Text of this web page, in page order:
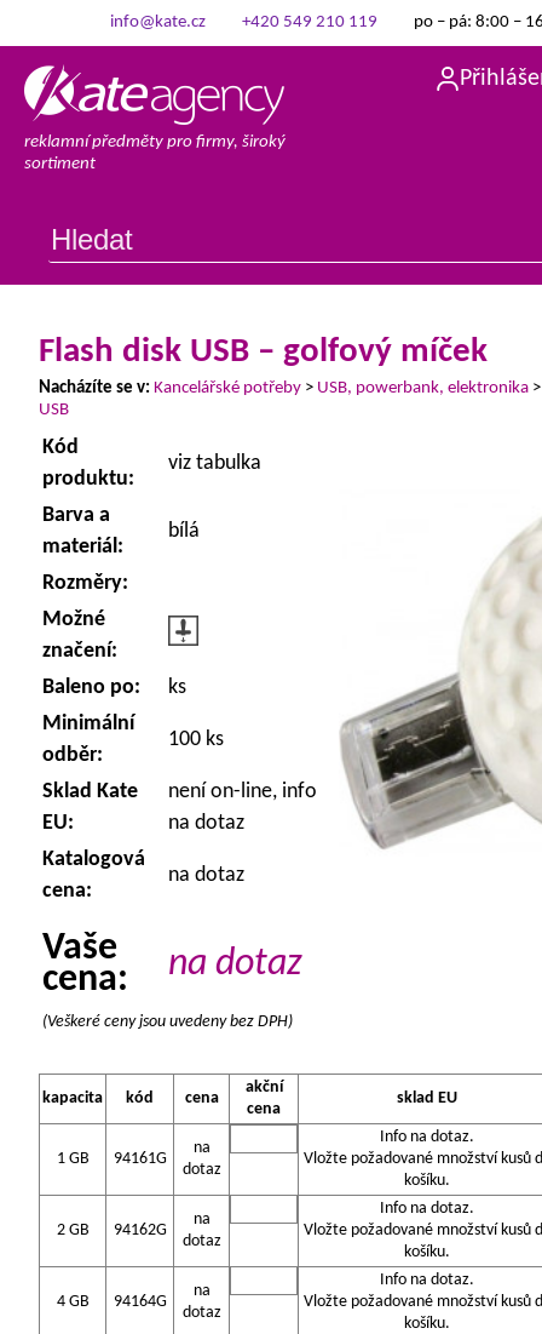
info@kate.cz +420 549 210 119 po – pá: 8:00 –
reklamní předměty pro firmy, široký
sortiment
Flash disk USB – golfový míček
Nacházíte se v: Kancelářské potřeby > USB, powerbank, elektronika
USB
Kód
produktu:
viz tabulka
Barva a
materiál:
bílá
Rozměry:
Možné
značení:
Baleno po:
ks
Minimální
odběr:
100 ks
Sklad Kate
EU:
není on-line, info
na dotaz
Katalogová
cena:
na dotaz
Vaše
cena:
na dotaz
(Veškeré ceny jsou uvedeny bez DPH)
kapacita kód cena
akční
cena
sklad EU
1 GB 94161G
na
dotaz
Info na dotaz.
Vložte požadované množství kusů
košíku.
2 GB 94162G
na
dotaz
Info na dotaz.
Vložte požadované množství kusů
košíku.
4 GB 94164G
na
dotaz
Info na dotaz.
Vložte požadované množství kusů
košíku.